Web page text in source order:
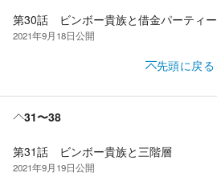
第30話 ビンボー貴族と借金パーティー
2021年9月18日公開
先頭に戻る
31〜38
第31話 ビンボー貴族と三階層
2021年9月19日公開